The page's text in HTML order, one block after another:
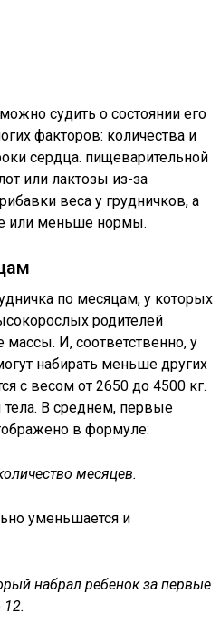
судить о состоянии его
факторов: количества и
сердца. пищеварительной
или лактозы из-за
веса у грудничков, а
или меньше нормы.
по месяцам, у которых
родителей
И, соответственно, у
набирать меньше других
с весом от 2650 до 4500 кг.
В среднем, первые
в формуле:
месяцев.
уменьшается и
набрал ребенок за первые
12.